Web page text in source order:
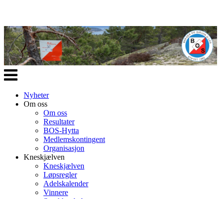
Veksle
navigasjon
Nyheter
Om oss
Om oss
Resultater
BOS-Hytta
Medlemskontingent
Organisasjon
Kneskjælven
Kneskjælven
Løpsregler
Adelskalender
Vinnere